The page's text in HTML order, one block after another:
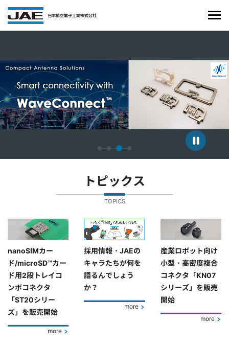
トピックス
TOPICS
nanoSIMカー
ド/microSD™カー
ド用2段トレイコ
ンボコネクタ
「ST20シリー
ズ」を販売開始
more
採用情報・JAEの
キャラたちが何を
語るんでしょう
か？
more
産業ロボット向け
小型・高密度複合
コネクタ「KN07
シリーズ」を販売
開始
more